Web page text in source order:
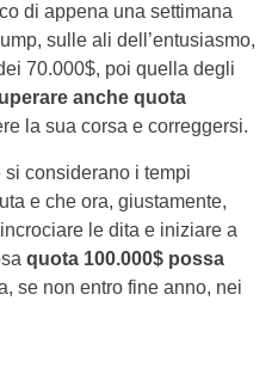
di appena una settimana
sulle ali dell’entusiasmo,
70.000$, poi quella degli
anche quota
la sua corsa e correggersi.
considerano i tempi
e che ora, giustamente,
le dita e iniziare a
quota 100.000$ possa
se non entro fine anno, nei